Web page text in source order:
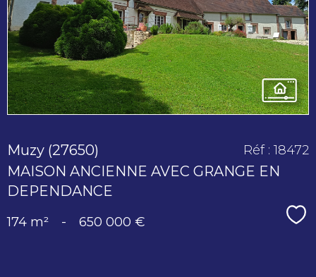
bien
Muzy (27650)
MAISON ANCIENNE AVEC GRANGE EN
DEPENDANCE
Réf : 18472
174 m² - 650 000 €